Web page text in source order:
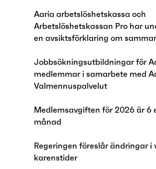
Aaria arbetslöshetskassa och
Arbetslöshetskassan Pro har
en avsiktsförklaring om
Jobbsökningsutbildningar för
medlemmar i samarbete med
Valmennuspalvelut
Medlemsavgiften för 2026 är 6
månad
Regeringen föreslår ändringar i
karenstider